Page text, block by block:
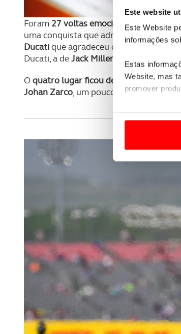
Este website
Este Website
informações
Estas
Website, mas
promover
Usamos
e
O ACP
Realçamos
navegação no
Consulte a
Foram 27 voltas emocionantesque
uma conquista que admitiu não ter
Ducatique agradeceu o sucesso a toda
Ducati, a deJack Miller , a 2,7
Oquatro lugar ficou destinado a Fabio
Johan Zarco, um pouco mais distante